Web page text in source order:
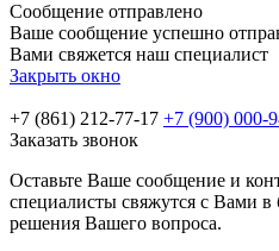
Сообщение отправлено
Ваше сообщение успешно
Вами свяжется наш специалист
Закрыть окно
+7 (861) 212-77-17 +7 (900) 000-
Заказать звонок
Оставьте Ваше сообщение и
специалисты свяжутся с Вами
решения Вашего вопроса.